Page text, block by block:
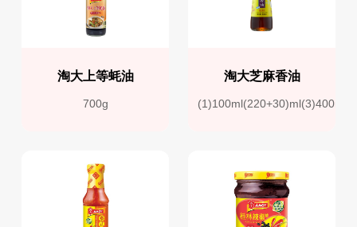
淘大上等蚝油
700g
淘大芝麻香油